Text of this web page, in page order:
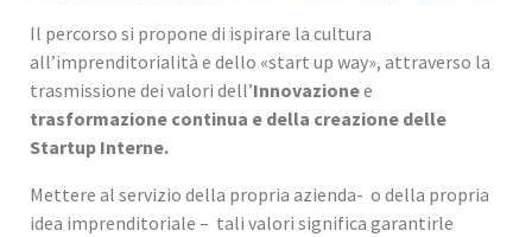
Il percorso si propone di ispirare la cultura
all’imprenditorialità e dello «start up way», attraverso la
trasmissione dei valori dell’Innovazionee
trasformazione continua e della creazione delle
Startup Interne.
Mettere al servizio della propria azienda- o della propria
idea imprenditoriale – tali valori significa garantirle